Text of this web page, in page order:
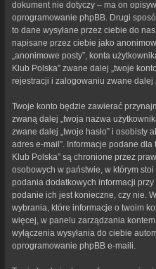
dokument nie dotyczy – ma on
oprogramowanie phpBB. Drugi
to dane wysyłane przez ciebie do
napisane przez ciebie jako
„anonimowe posty”, konta
Klub Polska” zwane dalej „twoje
rejestracji i zalogowaniu zwane dalej
Twoje konto będzie zawierać
zwaną dalej „twoja nazwa
zwane dalej „twoje hasło” i osobisty
adres e-mail”. Informacje podane dla
Klub Polska” są chronione przez
osobowych w państwie, w którym
podania dodatkowych informacji
podanie ich jest konieczne, czy nie.
wybrania, które informacje o twoim
więcej, w panelu zarządzania
wyłączenia wysyłania do ciebie
oprogramowanie phpBB e-maili.